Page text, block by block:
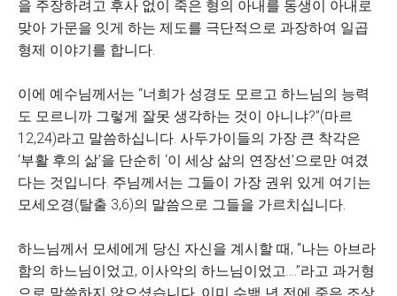
을 주장하려고 후사 없이 죽은 형의 아내를 동생이 아내로
맞아 가문을 잇게 하는 제도를 극단적으로 과장하여 일곱
형제 이야기를 합니다.
이에 예수님께서는 “너희가 성경도 모르고 하느님의 능력
도 모르니까 그렇게 잘못 생각하는 것이 아니냐?”(마르
12,24)라고 말씀하십니다. 사두가이들의 가장 큰 착각은
‘부활 후의 삶’을 단순히 ‘이 세상 삶의 연장선’으로만 여겼
다는 것입니다. 주님께서는 그들이 가장 권위 있게 여기는
모세오경(탈출 3,6)의 말씀으로 그들을 가르치십니다.
하느님께서 모세에게 당신 자신을 계시할 때, “나는 아브라
함의 하느님이었고, 이사악의 하느님이었고….”라고 과거형